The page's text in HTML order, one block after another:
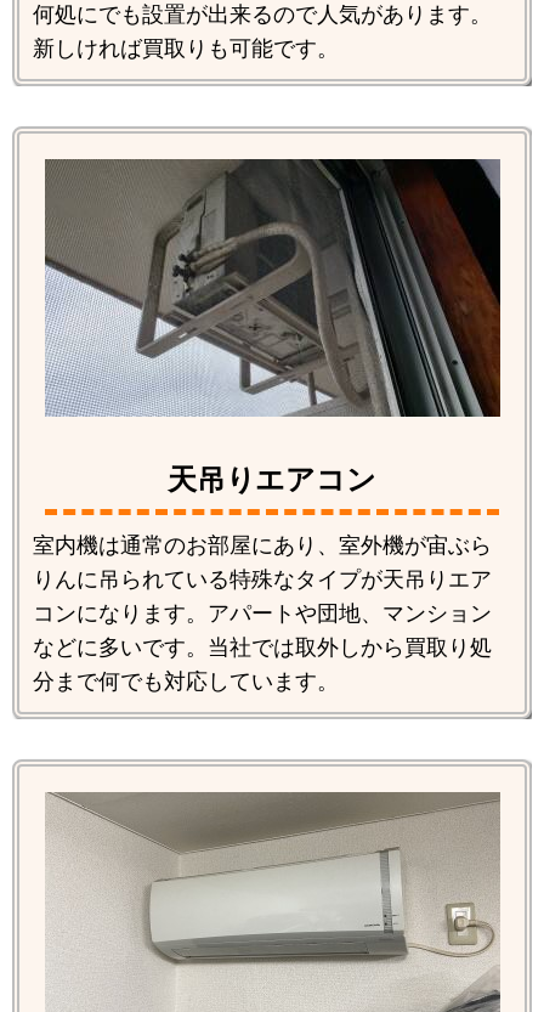
何処にでも設置が出来るので人気があります。
新しければ買取りも可能です。
天吊りエアコン
室内機は通常のお部屋にあり、室外機が宙ぶら
りんに吊られている特殊なタイプが天吊りエア
コンになります。アパートや団地、マンション
などに多いです。当社では取外しから買取り処
分まで何でも対応しています。